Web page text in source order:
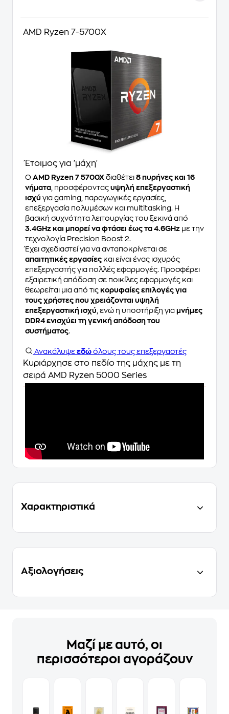
AMD Ryzen 7-5700X
Έτοιμος για 'μάχη'
Ο AMD Ryzen 7 5700X διαθέτει 8 πυρήνες και 16
νήματα , προσφέροντας υψηλή επεξεργαστική
ισχύ για gaming, παραγωγικές εργασίες,
επεξεργασία πολυμέσων και multitasking. Η
βασική συχνότητα λειτουργίας του ξεκινά από
3.4GHz και μπορεί να φτάσει έως τα 4.6GHz με την
τεχνολογία Precision Boost 2.
Έχει σχεδιαστεί για να ανταποκρίνεται σε
απαιτητικές εργασίες και είναι ένας ισχυρός
επεξεργαστής για πολλές εφαρμογές. Προσφέρει
εξαιρετική απόδοση σε ποικίλες εφαρμογές και
θεωρείται μια από τις κορυφαίες επιλογές για
τους χρήστες που χρειάζονται υψηλή
επεξεργαστική ισχύ , ενώ η υποστήριξη για μνήμες
DDR4 ενισχύει τη γενική απόδοση του
συστήματος.
Ανακάλυψε εδώ όλους τους επεξεργαστές
Κυριάρχησε στο πεδίο της μάχης με τη
σειρά AMD Ryzen 5000 Series
Χαρακτηριστικά
Αξιολογήσεις
Μαζί με αυτό, οι
περισσότεροι αγοράζουν